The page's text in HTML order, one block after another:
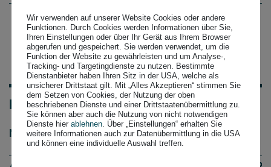
MITTELBARER ANTEILSBESITZ
Name der Gesellschaft
Wir verwenden auf unserer Website Cookies oder andere
Funktionen. Durch Cookies werden Informationen über Sie,
Ihren Einstellungen oder über Ihr Gerät aus Ihrem Browser
abgerufen und gespeichert. Sie werden verwendet, um die
Funktion der Website zu gewährleisten und um Analyse-,
Tracking- und Targetingdienste zu nutzen. Bestimmte
Dienstanbieter haben Ihren Sitz in der USA, welche als
unsicherer Drittstaat gilt. Mit „Alles Akzeptieren“ stimmen Sie
dem Setzen von Cookies, der Nutzung der oben
beschriebenen Dienste und einer Drittstaatenübermittlung zu.
Sie können aber auch die Nutzung von nicht notwendigen
Dienste hier ablehnen. Über „Einstellungen“ erhalten Sie
weitere Informationen auch zur Datenübermittlung in die USA
und können eine individuelle Auswahl treffen.